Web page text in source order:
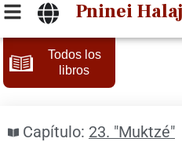
Pninei
Todos los
libros
Capítulo: 23. "Muktzé"